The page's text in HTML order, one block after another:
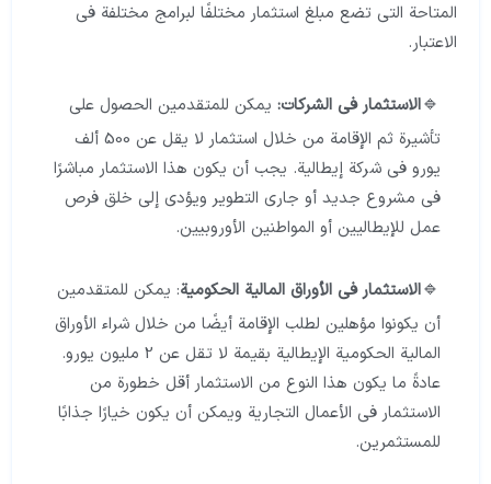
المتاحة التي تضع مبلغ استثمار مختلفًا لبرامج مختلفة في
الاعتبار.
الاستثمار في الشركات: يمكن للمتقدمين الحصول على
تأشيرة ثم الإقامة من خلال استثمار لا يقل عن 500 ألف
يورو في شركة إيطالية. يجب أن يكون هذا الاستثمار مباشرًا
في مشروع جديد أو جاري التطوير ويؤدي إلى خلق فرص
عمل للإيطاليين أو المواطنين الأوروبيين.
الاستثمار في الأوراق المالية الحكومية: يمكن للمتقدمين
أن يكونوا مؤهلين لطلب الإقامة أيضًا من خلال شراء الأوراق
المالية الحكومية الإيطالية بقيمة لا تقل عن 2 مليون يورو.
عادةً ما يكون هذا النوع من الاستثمار أقل خطورة من
الاستثمار في الأعمال التجارية ويمكن أن يكون خيارًا جذابًا
للمستثمرين.